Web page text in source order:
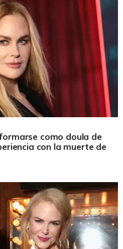
como doula de
con la muerte de